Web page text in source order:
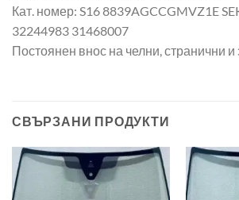
Кат. номер: S16 8839AGCCGMVZ1E
32244983 31468007
Постоянен внос на челни, странични и
СВЪРЗАНИ ПРОДУКТИ